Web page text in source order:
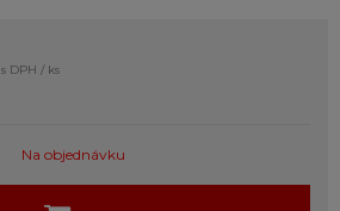
s DPH / ks
Na objednávku